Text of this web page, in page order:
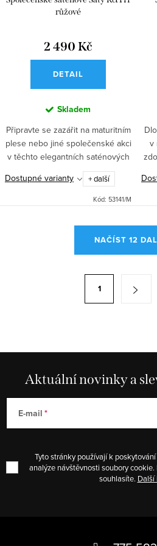
růžové
2 490 Kč
DETAIL
Skladem
Připravte se zazářit na maturitním
plese nebo jiné společenské akci
v těchto elegantních saténových
šatech ELISABETHA v jemné
růžové barvě, které jsou ideální i
pro družičku. S...
Dostupné varianty + další
Kód: 53141/M
v
p
NAČÍST 12
v
n
1
Aktuální novinky a
E-mail
Tyto stránky používají k
analýze návštěvnosti soubory
souhlasíte. Další